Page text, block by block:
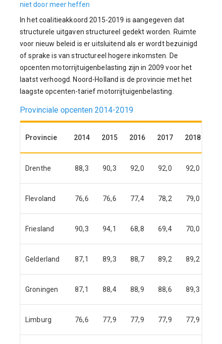
niet door meer heffen
In het coalitieakkoord 2015-2019 is aangegeven dat
structurele uitgaven structureel gedekt worden. Ruimte
voor nieuw beleid is er uitsluitend als er wordt bezuinigd
of sprake is van structureel hogere inkomsten. De
opcenten motorrijtuigenbelasting zijn in 2009 voor het
laatst verhoogd. Noord-Holland is de provincie met het
laagste opcenten-tarief motorrijtuigenbelasting.
Provinciale opcenten 2014-2019
Provincie 2014 2015 2016 2017 2018
Drenthe 88,3 90,3 92,0 92,0 92,0
Flevoland 76,6 76,6 77,4 78,2 79,0
Friesland 90,3 94,1 68,8 69,4 70,0
Gelderland 87,1 89,3 88,7 89,2 89,2
Groningen 87,1 88,4 88,9 88,6 89,3
Limburg 76,6 77,9 77,9 77,9 77,9